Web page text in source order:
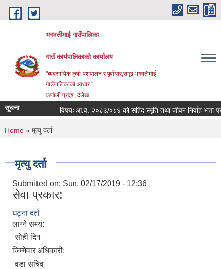
Skip to main content
भगवतीमाई गाउँपालिका
गाउँ कार्यपालिकाको कार्यालय
"ब्यवसायिक कृषी-पशुपालन र पुर्वाधार,समृद्ब भगवतीमाई
गाउँपालिकाको आधार "
कर्णाली प्रदेश, दैलेख
सूचना विषयः आ.व. २०८३/०८४ को सहिद स्मृति तथा जीवन निर्वाह भत्ता
You are here
Home » मृत्यु दर्ता
मृत्यु दर्ता
Submitted on: Sun, 02/17/2019 - 12:36
सेवा प्रकार:
घट्ना दर्ता
लाग्ने समय:
साेही दिन
जिम्मेवार अधिकारी:
वडा सचिव